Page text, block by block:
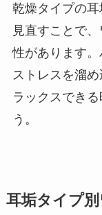
乾燥タイプの
見直すことで
性があります。
ストレスを溜
ラックスでき
う。
耳垢タイプ